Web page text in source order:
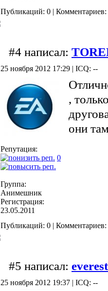
Публикаций: 0 | Комментариев:
#4 написал:
25 ноября 2012 17:29 | ICQ: --
Репутация:
0
Группа:
Анимешник
Регистрация:
23.05.2011
,
они
Публикаций: 0 | Комментариев:
#5 написал:
25 ноября 2012 19:37 | ICQ: --